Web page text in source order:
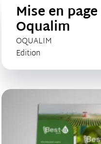
Mise en
Oqualim
CLIENT :
OQUALIM
Catégorie de création :
Edition